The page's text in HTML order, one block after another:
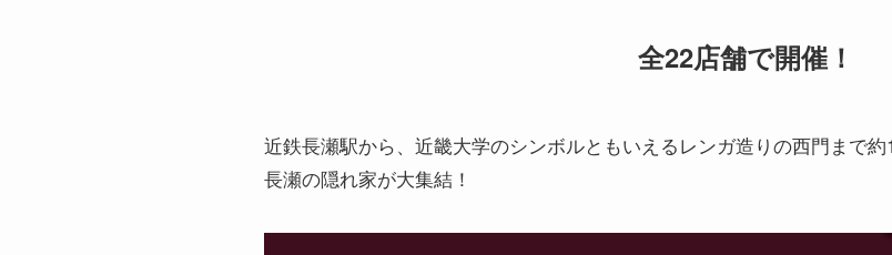
全22店舗で開催！
近鉄長瀬駅から、近畿大学のシンボルともいえるレンガ造りの西門まで
長瀬の隠れ家が大集結！